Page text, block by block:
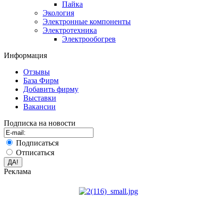
Пайка
Экология
Электронные компоненты
Электротехника
Электрообогрев
Информация
Отзывы
База Фирм
Добавить фирму
Выставки
Вакансии
Подписка на новости
Подписаться
Отписаться
Реклама